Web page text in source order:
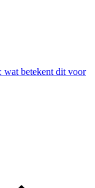
wat betekent dit voor